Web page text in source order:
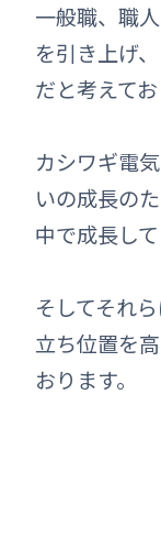
一般職、職
を引き上げ
だと考えてお
カシワギ電
いの成長の
中で成長して
そしてそれ
立ち位置を
おります。